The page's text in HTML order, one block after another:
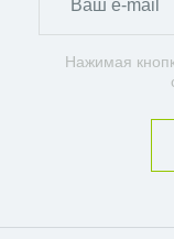
Нажимая